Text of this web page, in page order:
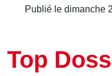
Publié le dimanche
Top